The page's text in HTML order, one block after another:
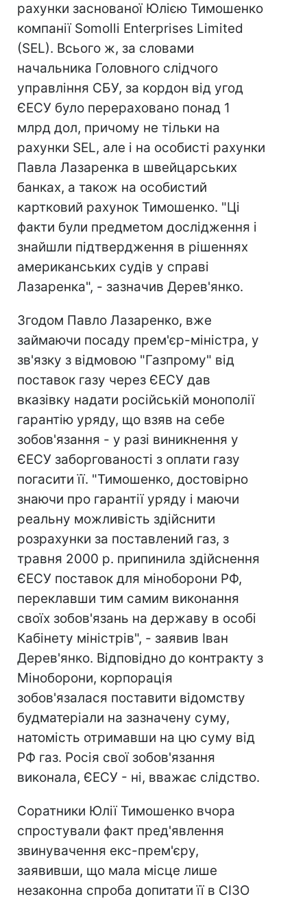
рахунки заснованої Юлією Тимошенко
компанії Somolli Enterprises Limited
(SEL). Всього ж, за словами
начальника Головного слідчого
управління СБУ, за кордон від угод
ЄЕСУ було перераховано понад 1
млрд дол, причому не тільки на
рахунки SEL, але і на особисті рахунки
Павла Лазаренка в швейцарських
банках, а також на особистий
картковий рахунок Тимошенко. "Ці
факти були предметом дослідження і
знайшли підтвердження в рішеннях
американських судів у справі
Лазаренка", - зазначив Дерев'янко.
Згодом Павло Лазаренко, вже
займаючи посаду прем'єр-міністра, у
зв'язку з відмовою "Газпрому" від
поставок газу через ЄЕСУ дав
вказівку надати російській монополії
гарантію уряду, що взяв на себе
зобов'язання - у разі виникнення у
ЄЕСУ заборгованості з оплати газу
погасити її. "Тимошенко, достовірно
знаючи про гарантії уряду і маючи
реальну можливість здійснити
розрахунки за поставлений газ, з
травня 2000 р. припинила здійснення
ЄЕСУ поставок для міноборони РФ,
переклавши тим самим виконання
своїх зобов'язань на державу в особі
Кабінету міністрів", - заявив Іван
Дерев'янко. Відповідно до контракту з
Міноборони, корпорація
зобов'язалася поставити відомству
будматеріали на зазначену суму,
натомість отримавши на цю суму від
РФ газ. Росія свої зобов'язання
виконала, ЄЕСУ - ні, вважає слідство.
Соратники Юлії Тимошенко вчора
спростували факт пред'явлення
звинувачення екс-прем'єру,
заявивши, що мала місце лише
незаконна спроба допитати її в СІЗО